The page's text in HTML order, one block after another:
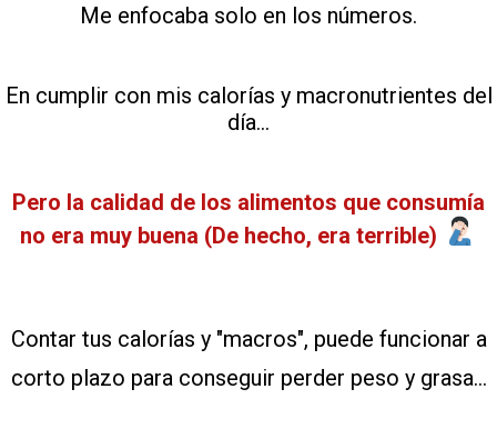
Me enfocaba solo en los números.
En cumplir con mis calorías y macronutrientes del
día...
Pero la calidad de los alimentos que consumía
no era muy buena (De hecho, era terrible)
Contar tus calorías y "macros", puede funcionar a
corto plazo para conseguir perder peso y grasa...